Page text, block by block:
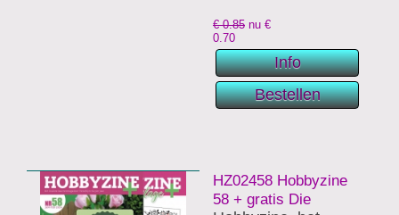
€ 0.85 nu €
0.70
HZ02458 Hobbyzine
58 + gratis Die